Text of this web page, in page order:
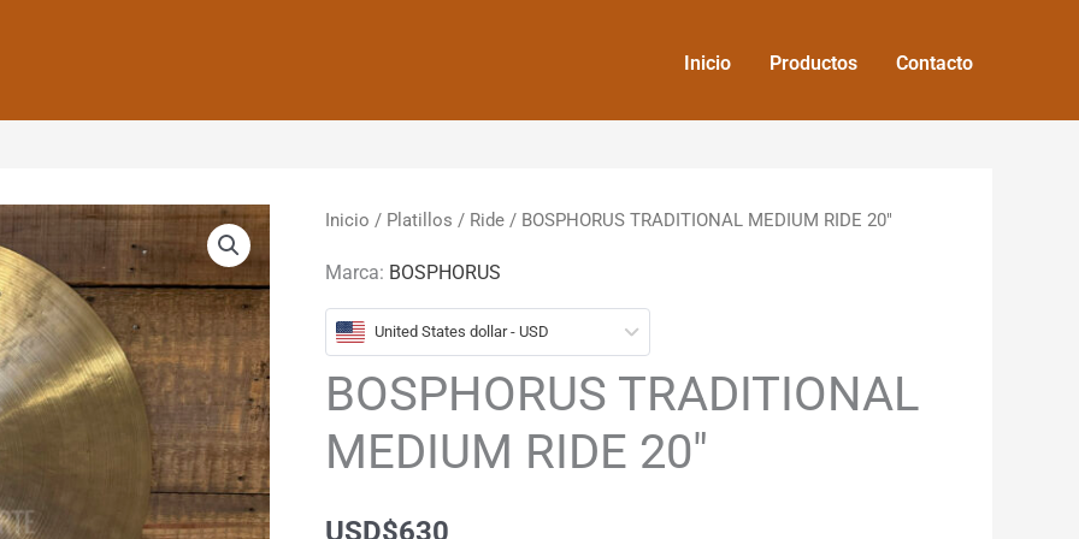
Inicio Productos Contacto
Inicio / Platillos / Ride/ BOSPHORUS TRADITIONAL MEDIUM RIDE 20″
Marca: BOSPHORUS
United States dollar - USD
BOSPHORUS TRADITIONAL
MEDIUM RIDE 20″
USD$630